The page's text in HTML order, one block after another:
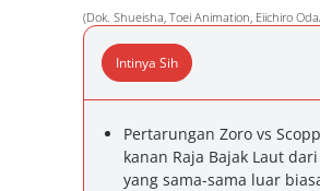
(Dok. Shueisha, Toei Animation, Eiichiro
Intinya Sih
Pertarungan Zoro vs
kanan Raja Bajak Laut
yang sama-sama luar